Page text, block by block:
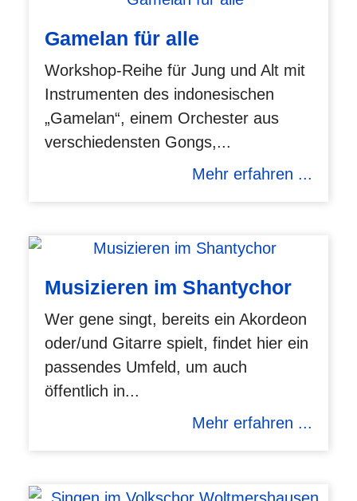
Gamelan für alle
Workshop-Reihe für Jung und Alt mit
Instrumenten des indonesischen
„Gamelan“, einem Orchester aus
verschiedensten Gongs,...
Mehr erfahren ...
Musizieren im Shantychor
Wer gene singt, bereits ein Akordeon
oder/und Gitarre spielt, findet hier ein
passendes Umfeld, um auch
öffentlich in...
Mehr erfahren ...